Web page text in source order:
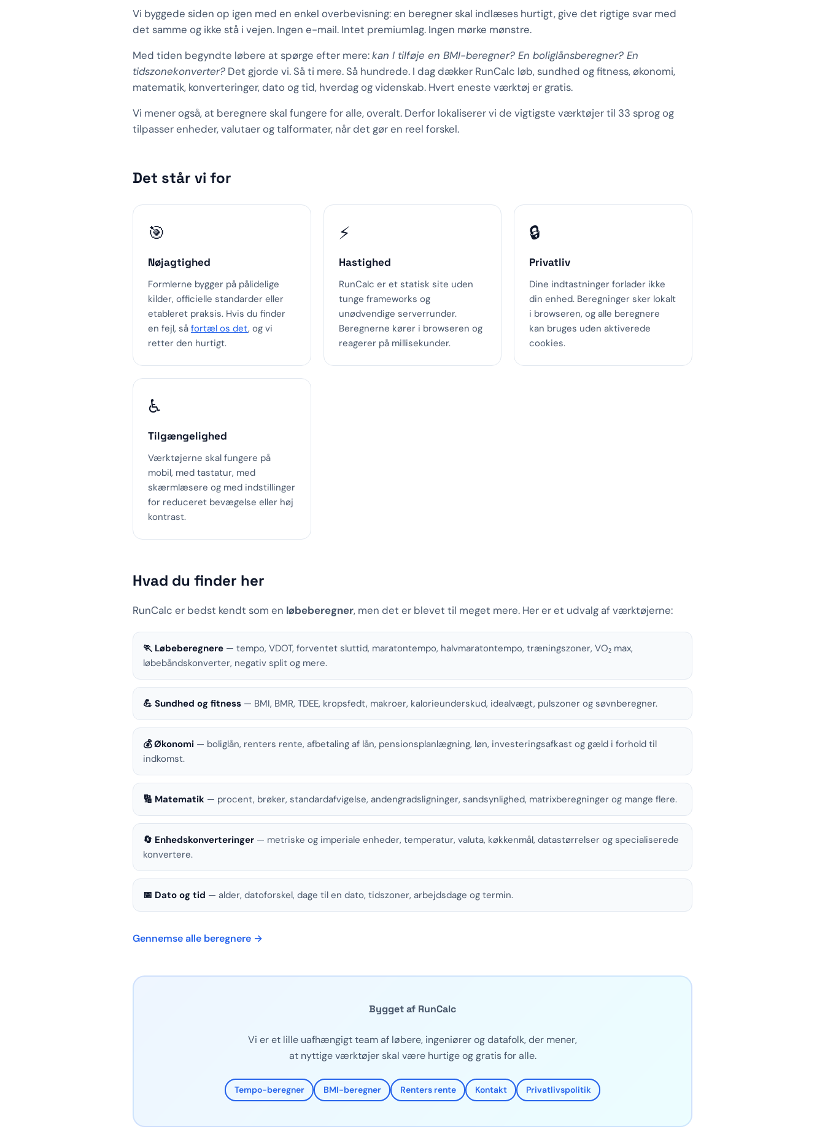
Vi byggede siden op igen med en enkel overbevisning: en beregner skal indlæses hurtigt, give det rigtige svar med
det samme og ikke stå i vejen. Ingen e-mail. Intet premiumlag. Ingen mørke mønstre.
Med tiden begyndte løbere at spørge efter mere:kan I tilføje en BMI-beregner? En boliglånsberegner? En
tidszonekonverter? Det gjorde vi. Så ti mere. Så hundrede. I dag dækker RunCalc løb, sundhed og fitness, økonomi,
matematik, konverteringer, dato og tid, hverdag og videnskab. Hvert eneste værktøj er gratis.
Vi mener også, at beregnere skal fungere for alle, overalt. Derfor lokaliserer vi de vigtigste værktøjer til 33 sprog og
tilpasser enheder, valutaer og talformater, når det gør en reel forskel.
Det står vi for
🎯
Nøjagtighed
Formlerne bygger på pålidelige
kilder, officielle standarder eller
etableret praksis. Hvis du finder
en fejl, så fortæl os det, og vi
retter den hurtigt.
⚡
Hastighed
RunCalc er et statisk site uden
tunge frameworks og
unødvendige serverrunder.
Beregnerne kører i browseren og
reagerer på millisekunder.
🔒
Privatliv
Dine indtastninger forlader ikke
din enhed. Beregninger sker lokalt
i browseren, og alle beregnere
kan bruges uden aktiverede
cookies.
♿
Tilgængelighed
Værktøjerne skal fungere på
mobil, med tastatur, med
skærmlæsere og med indstillinger
for reduceret bevægelse eller høj
kontrast.
Hvad du finder her
RunCalc er bedst kendt som en løbeberegner, men det er blevet til meget mere. Her er et udvalg af værktøjerne:
🏃 Løbeberegnere — tempo, VDOT, forventet sluttid, maratontempo, halvmaratontempo, træningszoner, VO₂ max,
løbebåndskonverter, negativ split og mere.
💪 Sundhed og fitness — BMI, BMR, TDEE, kropsfedt, makroer, kalorieunderskud, idealvægt, pulszoner og søvnberegner.
💰 Økonomi — boliglån, renters rente, afbetaling af lån, pensionsplanlægning, løn, investeringsafkast og gæld i forhold til
indkomst.
🔢 Matematik — procent, brøker, standardafvigelse, andengradsligninger, sandsynlighed, matrixberegninger og mange flere.
🔄 Enhedskonverteringer — metriske og imperiale enheder, temperatur, valuta, køkkenmål, datastørrelser og specialiserede
konvertere.
📅 Dato og tid — alder, datoforskel, dage til en dato, tidszoner, arbejdsdage og termin.
Gennemse alle beregnere →
Bygget af RunCalc
Vi er et lille uafhængigt team af løbere, ingeniører og datafolk, der mener,
at nyttige værktøjer skal være hurtige og gratis for alle.
Tempo-beregner BMI-beregner Renters rente Kontakt Privatlivspolitik